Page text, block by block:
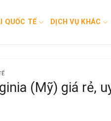
QUỐC TẾ DỊCH VỤ KHÁC
(Mỹ) giá rẻ,